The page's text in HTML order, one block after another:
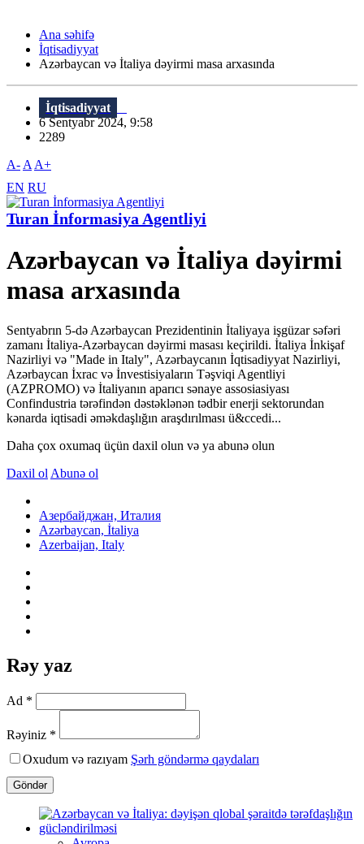
Ana səhifə
İqtisadiyyat
Azərbaycan və İtaliya dəyirmi masa arxasında
İqtisadiyyat
6 Sentyabr 2024, 9:58
2289
A- A A+
EN RU
Turan İnformasiya Agentliyi
Azərbaycan və İtaliya dəyirmi
masa arxasında
Sentyabrın 5-də Azərbaycan Prezidentinin İtaliyaya işgüzar səfəri
zamanı İtaliya-Azərbaycan dəyirmi masası keçirildi. İtaliya İnkişaf
Nazirliyi və "Made in Italy", Azərbaycanın İqtisadiyyat Nazirliyi,
Azərbaycan İxrac və İnvestisiyaların Təşviqi Agentliyi
(AZPROMO) və İtaliyanın aparıcı sənaye assosiasiyası
Confindustria tərəfindən dəstəklənən tədbir enerji sektorundan
kənarda iqtisadi əməkdaşlığın araşdırılması ü&ccedi...
Daha çox oxumaq üçün daxil olun və ya abunə olun
Daxil ol Abunə ol
Азербайджан, Италия
Azərbaycan, İtaliya
Azerbaijan, Italy
Rəy yaz
Ad *
Rəyiniz *
Oxudum və razıyam Şərh göndərmə qaydaları
Göndər